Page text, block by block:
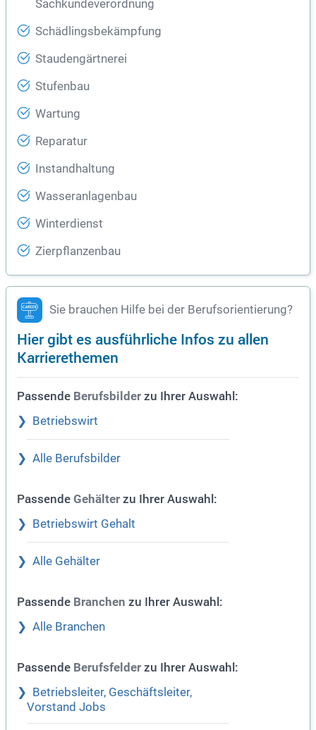
Sachkundeverordnung
Schädlingsbekämpfung
Staudengärtnerei
Stufenbau
Wartung
Reparatur
Instandhaltung
Wasseranlagenbau
Winterdienst
Zierpflanzenbau
Sie brauchen Hilfe bei der Berufsorientierung?
Hier gibt es ausführliche Infos zu allen
Karrierethemen
Passende Berufsbilder zu Ihrer Auswahl:
Betriebswirt
Alle Berufsbilder
Passende Gehälter zu Ihrer Auswahl:
Betriebswirt Gehalt
Alle Gehälter
Passende Branchen zu Ihrer Auswahl:
Alle Branchen
Passende Berufsfelder zu Ihrer Auswahl:
Betriebsleiter, Geschäftsleiter,
Vorstand Jobs